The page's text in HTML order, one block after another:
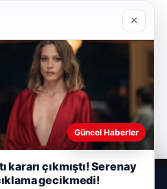
×
Güncel Haberler
kararı çıkmıştı! Serenay
gecikmedi!